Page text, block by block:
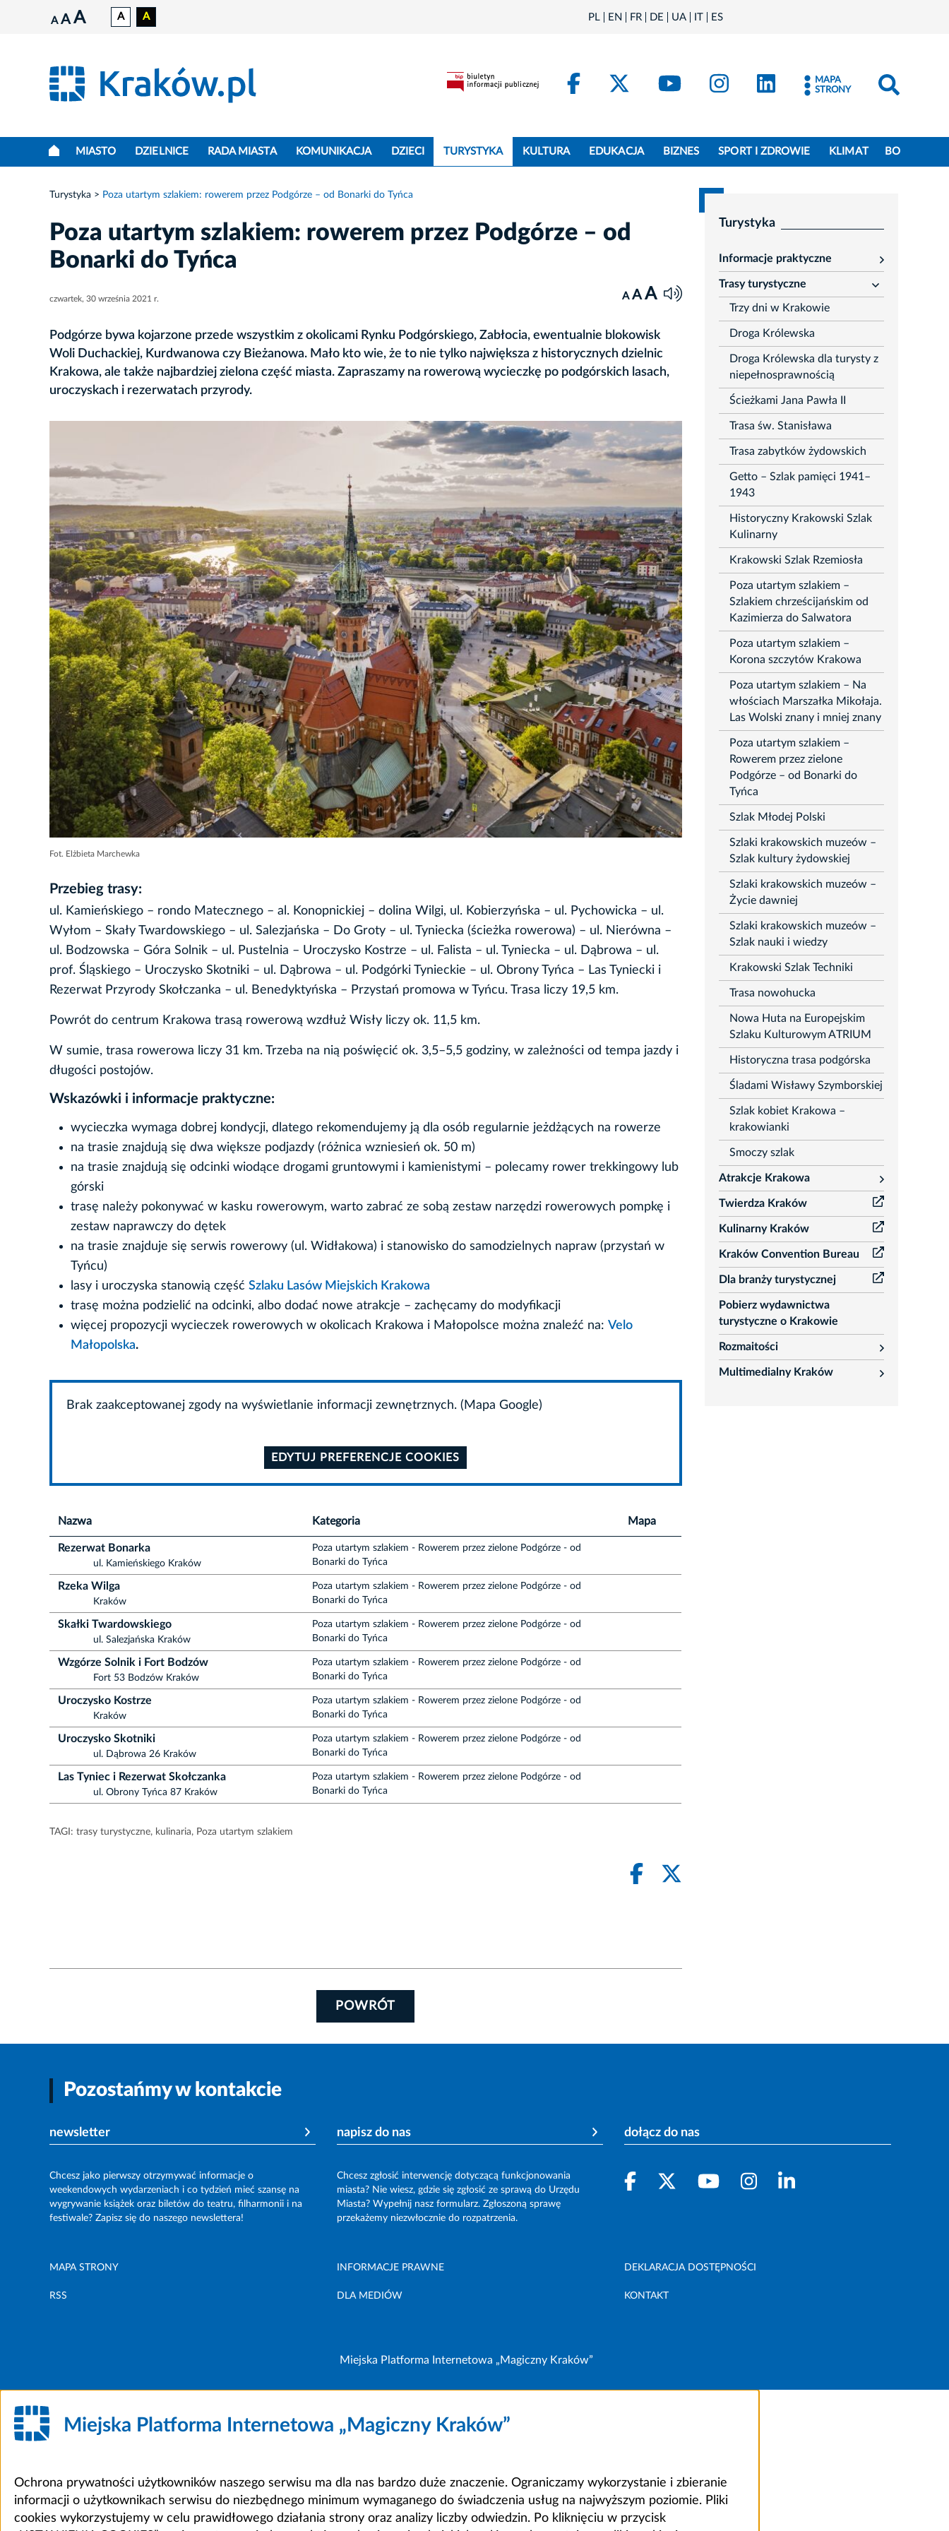
A A A A A PL EN FR DE UA IT ES
FacebookKraków - X
Kraków - YouTube
Kraków - Instagram
Kraków - LinkedIn
MAPA
STRONY
MIASTO DZIELNICE RADA MIASTA KOMUNIKACJA DZIECI TURYSTYKA KULTURA EDUKACJA BIZNES SPORT I ZDROWIE KLIMAT BO
Turystyka Poza utartym szlakiem: rowerem przez Podgórze – od Bonarki do Tyńca
Poza utartym szlakiem: rowerem przez Podgórze – od
Bonarki do Tyńca
czwartek, 30 września 2021 r. A A A
Podgórze bywa kojarzone przede wszystkim z okolicami Rynku Podgórskiego, Zabłocia, ewentualnie blokowisk
Woli Duchackiej, Kurdwanowa czy Bieżanowa. Mało kto wie, że to nie tylko największa z historycznych dzielnic
Krakowa, ale także najbardziej zielona część miasta. Zapraszamy na rowerową wycieczkę po podgórskich lasach,
uroczyskach i rezerwatach przyrody.
Fot. Elżbieta Marchewka
Przebieg trasy:
ul. Kamieńskiego – rondo Matecznego – al. Konopnickiej – dolina Wilgi, ul. Kobierzyńska – ul. Pychowicka – ul.
Wyłom – Skały Twardowskiego – ul. Salezjańska – Do Groty – ul. Tyniecka (ścieżka rowerowa) – ul. Nierówna –
ul. Bodzowska – Góra Solnik – ul. Pustelnia – Uroczysko Kostrze – ul. Falista – ul. Tyniecka – ul. Dąbrowa – ul.
prof. Śląskiego – Uroczysko Skotniki – ul. Dąbrowa – ul. Podgórki Tynieckie – ul. Obrony Tyńca – Las Tyniecki i
Rezerwat Przyrody Skołczanka – ul. Benedyktyńska – Przystań promowa w Tyńcu. Trasa liczy 19,5 km.
Powrót do centrum Krakowa trasą rowerową wzdłuż Wisły liczy ok. 11,5 km.
W sumie, trasa rowerowa liczy 31 km. Trzeba na nią poświęcić ok. 3,5–5,5 godziny, w zależności od tempa jazdy i
długości postojów.
Wskazówki i informacje praktyczne:
wycieczka wymaga dobrej kondycji, dlatego rekomendujemy ją dla osób regularnie jeżdżących na rowerze
na trasie znajdują się dwa większe podjazdy (różnica wzniesień ok. 50 m)
na trasie znajdują się odcinki wiodące drogami gruntowymi i kamienistymi – polecamy rower trekkingowy lub
górski
trasę należy pokonywać w kasku rowerowym, warto zabrać ze sobą zestaw narzędzi rowerowych pompkę i
zestaw naprawczy do dętek
na trasie znajduje się serwis rowerowy (ul. Widłakowa) i stanowisko do samodzielnych napraw (przystań w
Tyńcu)
lasy i uroczyska stanowią część Szlaku Lasów Miejskich Krakowa
trasę można podzielić na odcinki, albo dodać nowe atrakcje – zachęcamy do modyfikacji
więcej propozycji wycieczek rowerowych w okolicach Krakowa i Małopolsce można znaleźć na: Velo
Małopolska.
Brak zaakceptowanej zgody na wyświetlanie informacji zewnętrznych. (Mapa Google)
EDYTUJ PREFERENCJE COOKIES
Nazwa Kategoria Mapa
Rezerwat Bonarka
ul. Kamieńskiego Kraków
Poza utartym szlakiem - Rowerem przez zielone Podgórze - od
Bonarki do Tyńca
Rzeka Wilga
Kraków
Poza utartym szlakiem - Rowerem przez zielone Podgórze - od
Bonarki do Tyńca
Skałki Twardowskiego
ul. Salezjańska Kraków
Poza utartym szlakiem - Rowerem przez zielone Podgórze - od
Bonarki do Tyńca
Wzgórze Solnik i Fort Bodzów
Fort 53 Bodzów Kraków
Poza utartym szlakiem - Rowerem przez zielone Podgórze - od
Bonarki do Tyńca
Uroczysko Kostrze
Kraków
Poza utartym szlakiem - Rowerem przez zielone Podgórze - od
Bonarki do Tyńca
Uroczysko Skotniki
ul. Dąbrowa 26 Kraków
Poza utartym szlakiem - Rowerem przez zielone Podgórze - od
Bonarki do Tyńca
Las Tyniec i Rezerwat Skołczanka
ul. Obrony Tyńca 87 Kraków
Poza utartym szlakiem - Rowerem przez zielone Podgórze - od
Bonarki do Tyńca
TAGI: trasy turystyczne, kulinaria, Poza utartym szlakiem
POWRÓT
Turystyka
Informacje praktyczne
rozwiń
Trasy turystyczne
rozwiń
Trzy dni w Krakowie
Droga Królewska
Droga Królewska dla turysty z
niepełnosprawnością
Ścieżkami Jana Pawła II
Trasa św. Stanisława
Trasa zabytków żydowskich
Getto – Szlak pamięci 1941–
1943
Historyczny Krakowski Szlak
Kulinarny
Krakowski Szlak Rzemiosła
Poza utartym szlakiem –
Szlakiem chrześcijańskim od
Kazimierza do Salwatora
Poza utartym szlakiem –
Korona szczytów Krakowa
Poza utartym szlakiem – Na
włościach Marszałka Mikołaja.
Las Wolski znany i mniej znany
Poza utartym szlakiem –
Rowerem przez zielone
Podgórze – od Bonarki do
Tyńca
Szlak Młodej Polski
Szlaki krakowskich muzeów –
Szlak kultury żydowskiej
Szlaki krakowskich muzeów –
Życie dawniej
Szlaki krakowskich muzeów –
Szlak nauki i wiedzy
Krakowski Szlak Techniki
Trasa nowohucka
Nowa Huta na Europejskim
Szlaku Kulturowym ATRIUM
Historyczna trasa podgórska
Śladami Wisławy Szymborskiej
Szlak kobiet Krakowa –
krakowianki
Smoczy szlak
Atrakcje Krakowa
rozwiń
Twierdza Kraków
Kulinarny Kraków
Kraków Convention Bureau
Dla branży turystycznej
Pobierz wydawnictwa
turystyczne o Krakowie
Rozmaitości
rozwiń
Multimedialny Kraków
rozwiń
Pozostańmy w kontakcie
newsletter
Chcesz jako pierwszy otrzymywać informacje o
weekendowych wydarzeniach i co tydzień mieć szansę na
wygrywanie książek oraz biletów do teatru, filharmonii i na
festiwale? Zapisz się do naszego newslettera!
napisz do nas
Chcesz zgłosić interwencję dotyczącą funkcjonowania
miasta? Nie wiesz, gdzie się zgłosić ze sprawą do Urzędu
Miasta? Wypełnij nasz formularz. Zgłoszoną sprawę
przekażemy niezwłocznie do rozpatrzenia.
dołącz do nas
MAPA STRONY INFORMACJE PRAWNE DEKLARACJA DOSTĘPNOŚCI
RSS DLA MEDIÓW KONTAKT
Miejska Platforma Internetowa „Magiczny Kraków”
Miejska Platforma Internetowa „Magiczny Kraków”
Ochrona prywatności użytkowników naszego serwisu ma dla nas bardzo duże znaczenie. Ograniczamy wykorzystanie i zbieranie
informacji o użytkownikach serwisu do niezbędnego minimum wymaganego do świadczenia usług na najwyższym poziomie. Pliki
cookies wykorzystujemy w celu prawidłowego działania strony oraz analizy liczby odwiedzin. Po kliknięciu w przycisk